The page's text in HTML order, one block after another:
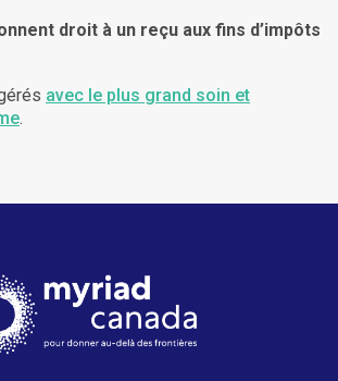
droit à un reçu aux fins d’impôts
avec le plus grand soin et
.